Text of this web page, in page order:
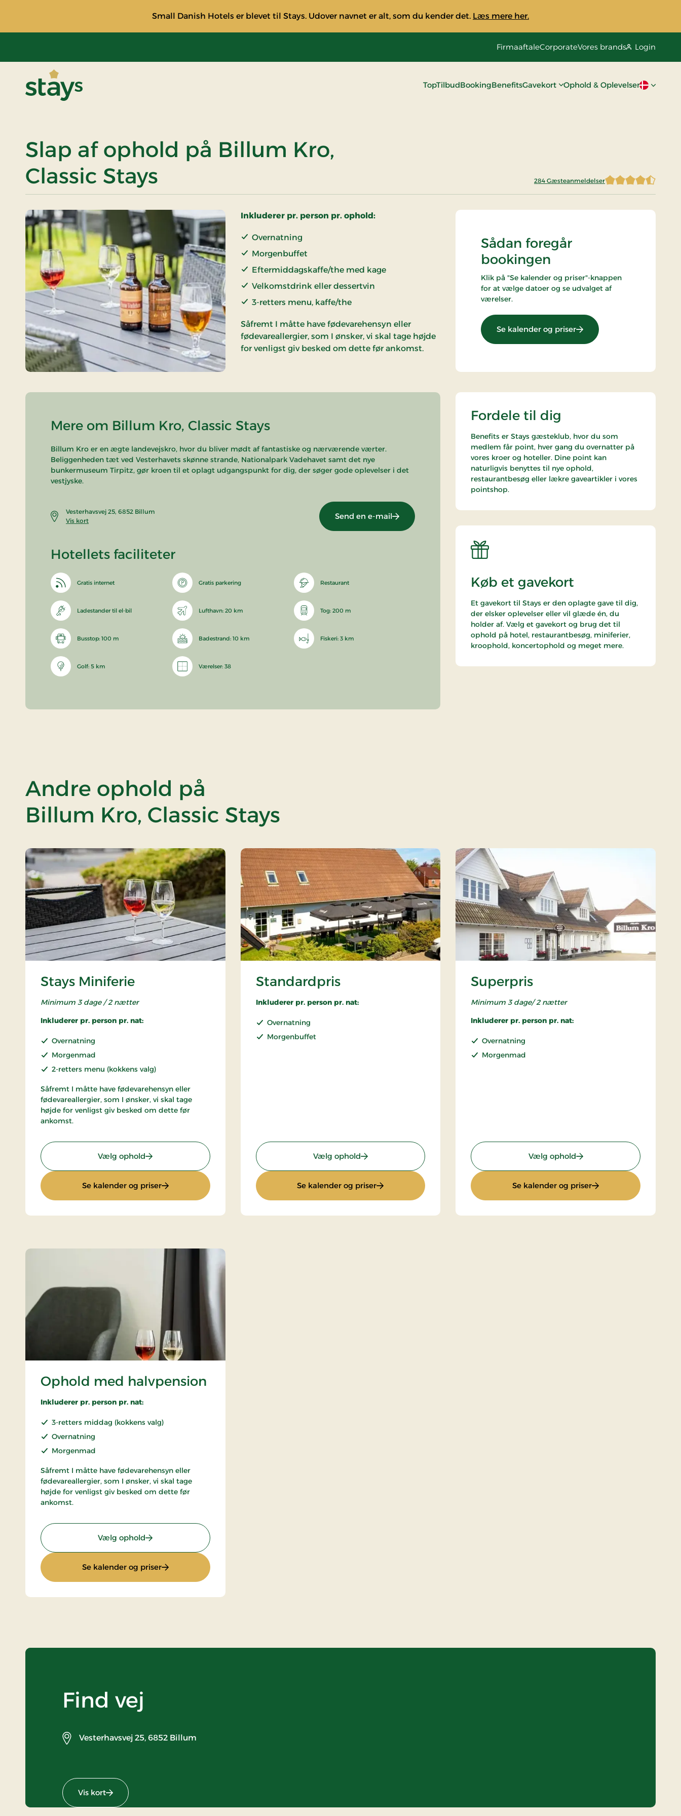
Small Danish Hotels er blevet til Stays. Udover navnet er alt, som du kender det. Læs mere her.
FirmaaftaleCorporateVores brands Login
TopTilbudBookingBenefitsGavekort Ophold & OplevelserAktivt
Slap af ophold på Billum Kro,
Classic Stays
284 Gæsteanmeldelser
Inkluderer pr. person pr. ophold:
Overnatning
Morgenbuffet
Eftermiddagskaffe/the med kage
Velkomstdrink eller dessertvin
3-retters menu, kaffe/the
Såfremt I måtte have fødevarehensyn eller
fødevareallergier, som I ønsker, vi skal tage højde
for venligst giv besked om dette før ankomst.
Sådan foregår
bookingen
Klik på "Se kalender og priser"-knappen
for at vælge datoer og se udvalget af
værelser.
Se kalender og priser: Slap af ophold
Mere om Billum Kro, Classic Stays
Billum Kro er en ægte landevejskro, hvor du bliver mødt af fantastiske og nærværende værter.
Beliggenheden tæt ved Vesterhavets skønne strande, Nationalpark Vadehavet samt det nye
bunkermuseum Tirpitz, gør kroen til et oplagt udgangspunkt for dig, der søger gode oplevelser i det
vestjyske.
Vesterhavsvej 25, 6852 Billum
Vis kort
Send en e-mail
Hotellets faciliteter
Gratis internet Gratis parkering Restaurant
Ladestander til el-bil Lufthavn: 20 km Tog: 200 m
Busstop: 100 m Badestrand: 10 km Fiskeri: 3 km
Golf: 5 km Værelser: 38
Fordele til dig
Benefits er Stays gæsteklub, hvor du som
medlem får point, hver gang du overnatter på
vores kroer og hoteller. Dine point kan
naturligvis benyttes til nye ophold,
restaurantbesøg eller lækre gaveartikler i vores
pointshop.
Køb et gavekort
Et gavekort til Stays er den oplagte gave til dig,
der elsker oplevelser eller vil glæde én, du
holder af. Vælg et gavekort og brug det til
ophold på hotel, restaurantbesøg, miniferier,
kroophold, koncertophold og meget mere.
Andre ophold på
Billum Kro, Classic Stays
Stays Miniferie
Minimum 3 dage / 2 nætter
Inkluderer pr. person pr. nat:
Overnatning
Morgenmad
2-retters menu (kokkens valg)
Såfremt I måtte have fødevarehensyn eller
fødevareallergier, som I ønsker, vi skal tage
højde for venligst giv besked om dette før
ankomst.
Vælg ophold: Stays Miniferie
Se kalender og priser: Stays Miniferie
Standardpris
Inkluderer pr. person pr. nat:
Overnatning
Morgenbuffet
Vælg ophold: Standardpris
Se kalender og priser: Standardpris
Superpris
Minimum 3 dage/ 2 nætter
Inkluderer pr. person pr. nat:
Overnatning
Morgenmad
Vælg ophold: Superpris
Se kalender og priser: Superpris
Ophold med halvpension
Inkluderer pr. person pr. nat:
3-retters middag (kokkens valg)
Overnatning
Morgenmad
Såfremt I måtte have fødevarehensyn eller
fødevareallergier, som I ønsker, vi skal tage
højde for venligst giv besked om dette før
ankomst.
Vælg ophold: Ophold med halvpension
Se kalender og priser: Ophold med halvpension
Find vej
Vesterhavsvej 25, 6852 Billum
Vis kort